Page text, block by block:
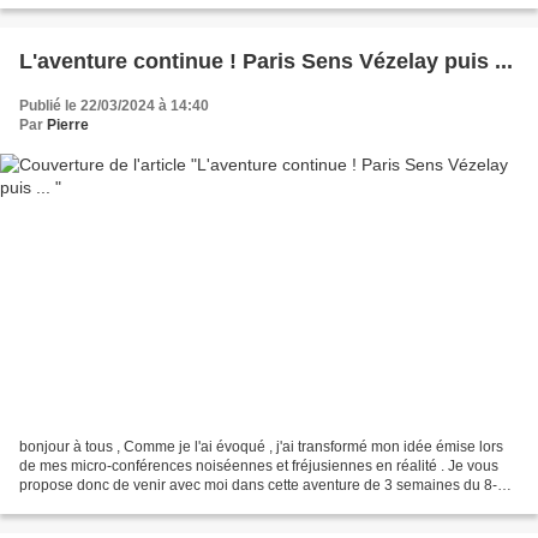
L'aventure continue ! Paris Sens Vézelay puis ...
Publié le 22/03/2024 à 14:40
Par Pierre
bonjour à tous , Comme je l'ai évoqué , j'ai transformé mon idée émise lors
de mes micro-conférences noiséennes et fréjusiennes en réalité . Je vous
propose donc de venir avec moi dans cette aventure de 3 semaines du 8-9